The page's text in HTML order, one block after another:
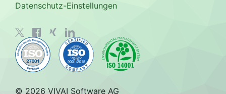
Datenschutz-Einstellungen
© 2026 VIVAI Software AG